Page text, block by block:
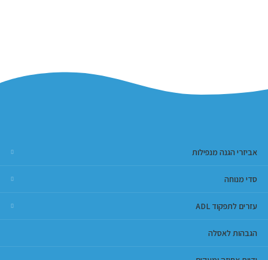
אביזרי הגנה מנפילות
סדי מנוחה
עזרים לתפקוד ADL
הגבהות לאסלה